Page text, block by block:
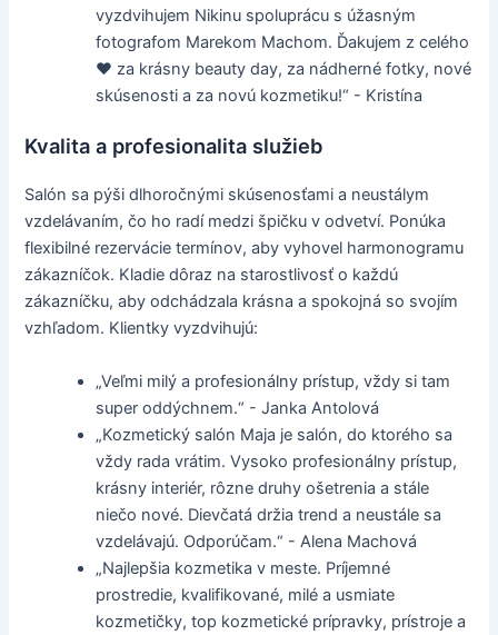
vyzdvihujem Nikinu spoluprácu s úžasným
fotografom Marekom Machom. Ďakujem z celého
♥️ za krásny beauty day, za nádherné fotky, nové
skúsenosti a za novú kozmetiku!“ - Kristína
Kvalita a profesionalita služieb
Salón sa pýši dlhoročnými skúsenosťami a neustálym
vzdelávaním, čo ho radí medzi špičku v odvetví. Ponúka
flexibilné rezervácie termínov, aby vyhovel harmonogramu
zákazníčok. Kladie dôraz na starostlivosť o každú
zákazníčku, aby odchádzala krásna a spokojná so svojím
vzhľadom. Klientky vyzdvihujú:
„Veľmi milý a profesionálny prístup, vždy si tam
super oddýchnem.“ - Janka Antolová
„Kozmetický salón Maja je salón, do ktorého sa
vždy rada vrátim. Vysoko profesionálny prístup,
krásny interiér, rôzne druhy ošetrenia a stále
niečo nové. Dievčatá držia trend a neustále sa
vzdelávajú. Odporúčam.“ - Alena Machová
„Najlepšia kozmetika v meste. Príjemné
prostredie, kvalifikované, milé a usmiate
kozmetičky, top kozmetické prípravky, prístroje a